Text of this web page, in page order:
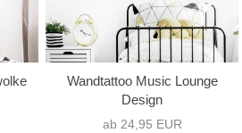
Wandtattoo Music Lounge
Design
ab 24,95 EUR